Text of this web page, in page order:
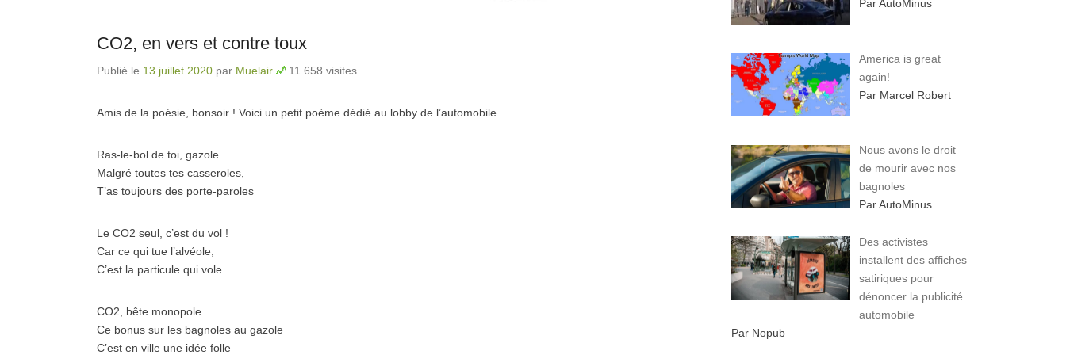
CO2, en vers et contre toux
Publié le 13 juillet 2020 par Muelair 11 658 visites
Amis de la poésie, bonsoir ! Voici un petit poème dédié au lobby de l’automobile…
Ras-le-bol de toi, gazole
Malgré toutes tes casseroles,
T’as toujours des porte-paroles
Le CO2 seul, c’est du vol !
Car ce qui tue l’alvéole,
C’est la particule qui vole
CO2, bête monopole
Ce bonus sur les bagnoles au gazole
C’est en ville une idée folle
Par AutoMinus
America is great
again!
Par Marcel Robert
Nous avons le droit
de mourir avec nos
bagnoles
Par AutoMinus
Des activistes
installent des affiches
satiriques pour
dénoncer la publicité
automobile
Par Nopub